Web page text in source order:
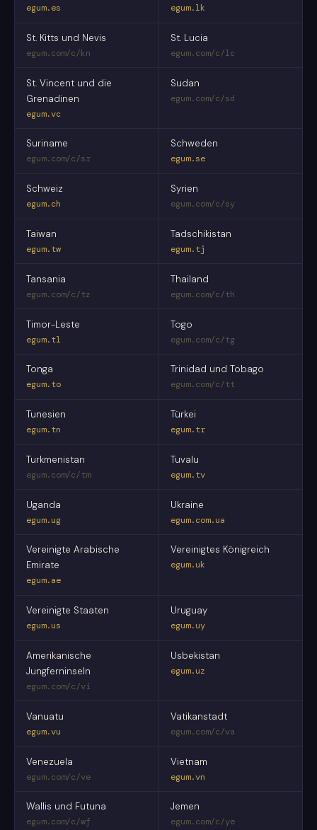
egum.es egum.lk
St. Kitts und Nevis
egum.com/c/kn
St. Lucia
egum.com/c/lc
St. Vincent und die
Grenadinen
egum.vc
Sudan
egum.com/c/sd
Suriname
egum.com/c/sr
Schweden
egum.se
Schweiz
egum.ch
Syrien
egum.com/c/sy
Taiwan
egum.tw
Tadschikistan
egum.tj
Tansania
egum.com/c/tz
Thailand
egum.com/c/th
Timor-Leste
egum.tl
Togo
egum.com/c/tg
Tonga
egum.to
Trinidad und Tobago
egum.com/c/tt
Tunesien
egum.tn
Türkei
egum.tr
Turkmenistan
egum.com/c/tm
Tuvalu
egum.tv
Uganda
egum.ug
Ukraine
egum.com.ua
Vereinigte Arabische
Emirate
egum.ae
Vereinigtes Königreich
egum.uk
Vereinigte Staaten
egum.us
Uruguay
egum.uy
Amerikanische
Jungferninseln
egum.com/c/vi
Usbekistan
egum.uz
Vanuatu
egum.vu
Vatikanstadt
egum.com/c/va
Venezuela
egum.com/c/ve
Vietnam
egum.vn
Wallis und Futuna
egum.com/c/wf
Jemen
egum.com/c/ye